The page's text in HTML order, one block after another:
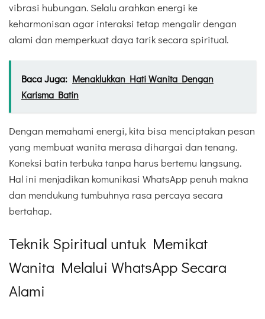
vibrasi hubungan. Selalu arahkan energi ke
keharmonisan agar interaksi tetap mengalir dengan
alami dan memperkuat daya tarik secara spiritual.
Baca Juga: Menaklukkan Hati Wanita Dengan
Karisma Batin
Dengan memahami energi, kita bisa menciptakan pesan
yang membuat wanita merasa dihargai dan tenang.
Koneksi batin terbuka tanpa harus bertemu langsung.
Hal ini menjadikan komunikasi WhatsApp penuh makna
dan mendukung tumbuhnya rasa percaya secara
bertahap.
Teknik Spiritual untuk Memikat
Wanita Melalui WhatsApp Secara
Alami